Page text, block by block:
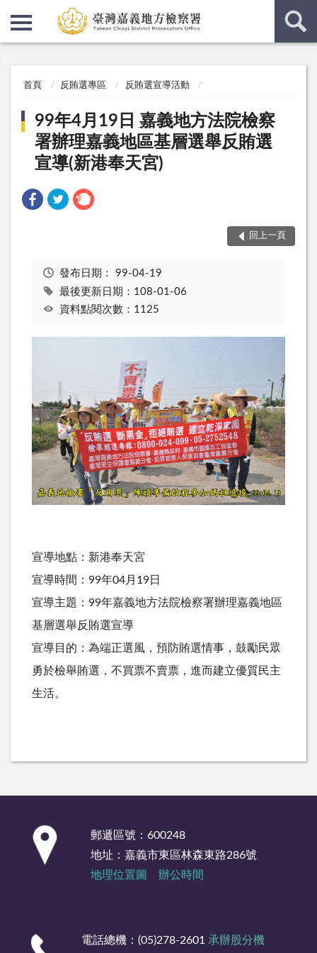
首頁 反賄選專區 反賄選宣導活動
99年4月19日 嘉義地方法院檢察
署辦理嘉義地區基層選舉反賄選
宣導(新港奉天宮)
回上一頁
發布日期： 99-04-19
最後更新日期：108-01-06
資料點閱次數：1125
宣導地點：新港奉天宮
宣導時間：99年04月19日
宣導主題：99年嘉義地方法院檢察署辦理嘉義地區
基層選舉反賄選宣導
宣導目的：為端正選風，預防賄選情事，鼓勵民眾
勇於檢舉賄選，不買票不賣票，進而建立優質民主
生活。
郵遞區號：600248
地址：嘉義市東區林森東路286號
地理位置圖
辦公時間
電話總機：(05)278-2601 承辦股分機